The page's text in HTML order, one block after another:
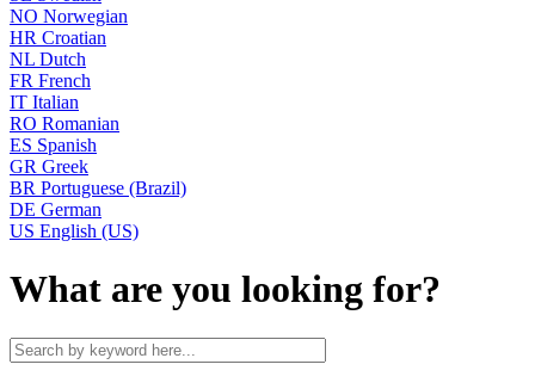
NO Norwegian
HR Croatian
NL Dutch
FR French
IT Italian
RO Romanian
ES Spanish
GR Greek
BR Portuguese (Brazil)
DE German
US English (US)
What are you looking for?